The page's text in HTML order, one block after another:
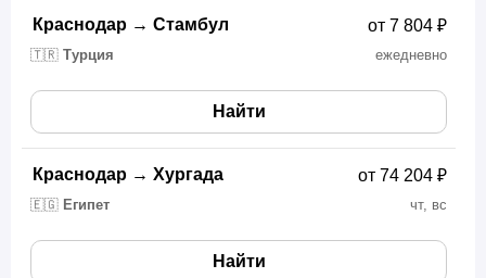
Краснодар → Стамбул
🇹🇷 Турция ежедневно
от 7 804 ₽
Найти
Краснодар → Хургада
🇪🇬 Египет чт, вс
от 74 204 ₽
Найти